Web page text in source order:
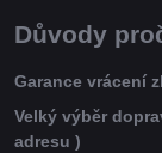
Důvody
Garance vrácení
Velký výběr
adresu )